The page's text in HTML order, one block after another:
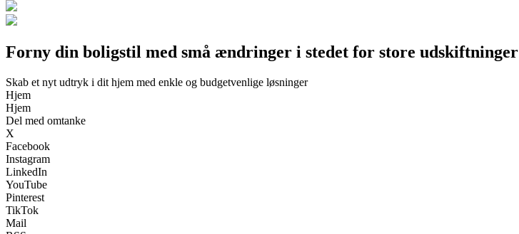
Forny din boligstil med små ændringer i stedet for store udskiftninger
Skab et nyt udtryk i dit hjem med enkle og budgetvenlige løsninger
Hjem
Hjem
Del med omtanke
X
Facebook
Instagram
LinkedIn
YouTube
Pinterest
TikTok
Mail